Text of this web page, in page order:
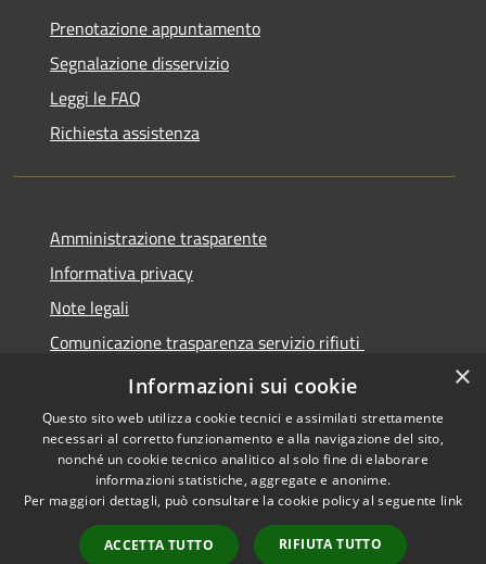
Prenotazione appuntamento
Segnalazione disservizio
Leggi le FAQ
Richiesta assistenza
Amministrazione trasparente
Informativa privacy
Note legali
Comunicazione trasparenza servizio rifiuti
Dichiarazione di accessibilità
Accessibilità
Copyright © 2026 • Città di
Seregno • Powered by
Municipium•
Accesso
×
Informazioni sui cookie
Questo sito web utilizza cookie tecnici e assimilati strettamente
necessari al corretto funzionamento e alla navigazione del sito,
nonché un cookie tecnico analitico al solo fine di elaborare
informazioni statistiche, aggregate e anonime.
Per maggiori dettagli, può consultare la cookie policy al seguente link
ACCETTA TUTTO RIFIUTA TUTTO